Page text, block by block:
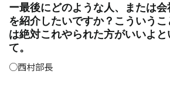
ー最後にどのような人、または
を紹介したいですか？こういう
は絶対これやられた方がいいよ
て。
○西村部長